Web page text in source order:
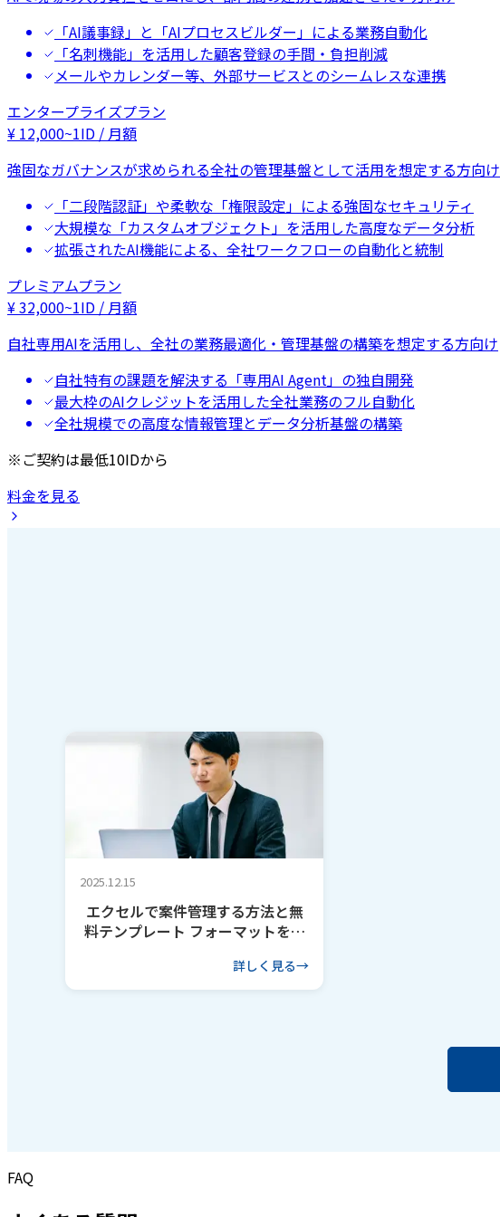
「AI議事録」と「AIプロセスビルダー」による業務自動化
「名刺機能」を活用した顧客登録の手間・負担削減
メールやカレンダー等、外部サービスとのシームレスな連携
エンタープライズプラン
¥ 12,000~1ID / 月額
強固なガバナンスが求められる全社の管理基盤として活用を想定する方向け
「二段階認証」や柔軟な「権限設定」による強固なセキュリティ
大規模な「カスタムオブジェクト」を活用した高度なデータ分析
拡張されたAI機能による、全社ワークフローの自動化と統制
プレミアムプラン
¥32,000~1ID / 月額
自社専用AIを活用し、全社の業務最適化・管理基盤の構築を想定する方向け
自社特有の課題を解決する「専用AI Agent」の独自開発
最大枠のAIクレジットを活用した全社業務のフル自動化
全社規模での高度な情報管理とデータ分析基盤の構築
※ご契約は最低10IDから
料金を見る
2025.12.15
エクセルで案件管理する方法と無
料テンプレート フォーマットを作
詳しく見る
FAQ